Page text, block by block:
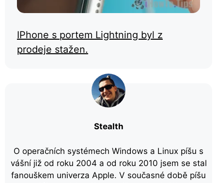
IPhone s portem Lightning byl z
prodeje stažen.
Stealth
O operačních systémech Windows a Linux píšu s
vášní již od roku 2004 a od roku 2010 jsem se stal
fanouškem univerza Apple. V současné době píšu